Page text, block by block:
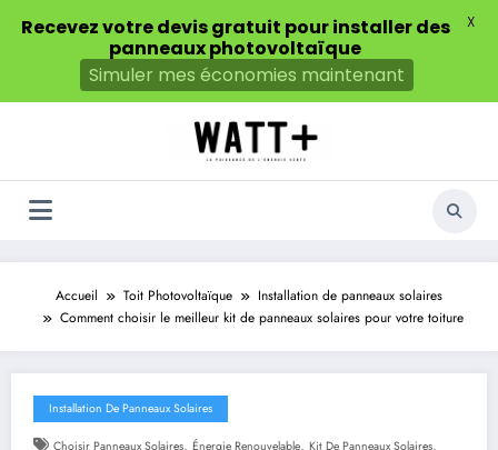
Accueil Toit Photovoltaïque
Installation de panneaux solaires
Comment choisir le meilleur kit de panneaux solaires pour votre toiture
Installation De Panneaux Solaires
Choisir Panneaux Solaires, Énergie Renouvelable, Kit De Panneaux Solaires,
Recevez votre devis gratuit pour installer des
panneaux photovoltaïque
Simuler mes économies maintenant
X